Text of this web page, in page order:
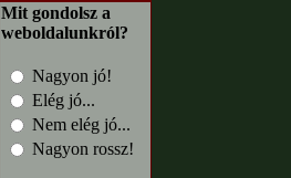
Mit gondolsz a
weboldalunkról?
Nagyon jó!
Elég jó...
Nem elég jó...
Nagyon rossz!